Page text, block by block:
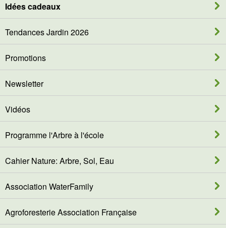
Idées cadeaux
Tendances Jardin 2026
Promotions
Newsletter
Vidéos
Programme l'Arbre à l'école
Cahier Nature: Arbre, Sol, Eau
Association WaterFamily
Agroforesterie Association Française